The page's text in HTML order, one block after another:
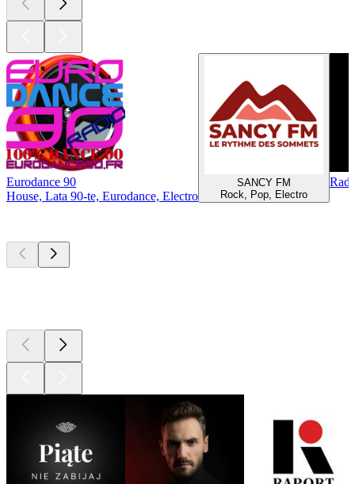
Eurodance 90
House, Lata 90-te, Eurodance, Electro
SANCY FM
Rock, Pop, Electro